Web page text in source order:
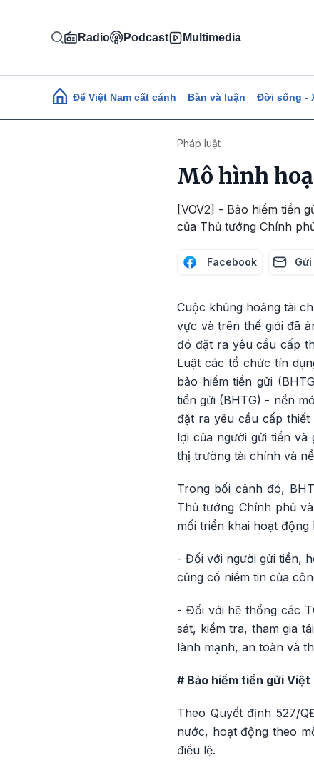
Radio Podcast Multimedia
Main navigation
Để Việt Nam cất cánh Bàn và luận Đời sống -
Pháp luật
Mô hình
[VOV2] - Bảo hiểm tiền
của Thủ tướng Chính
Facebook
Cuộc khủng hoảng tài
vực và trên thế giới đã
đó đặt ra yêu cầu cấp
Luật các tổ chức tín
bảo hiểm tiền gửi
tiền gửi (BHTG) - nền
đặt ra yêu cầu cấp
lợi của người gửi tiền
thị trường tài chính và
Trong bối cảnh đó,
Thủ tướng Chính phủ
mối triển khai hoạt động
- Đối với người gửi tiền,
củng cố niềm tin của
- Đối với hệ thống các
sát, kiểm tra, tham gia
lành mạnh, an toàn và
# Bảo hiểm tiền gửi
Theo Quyết định 527/
nước, hoạt động theo
điều lệ.